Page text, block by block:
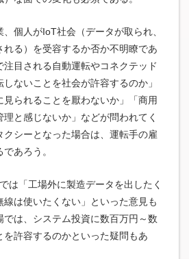
個人がIoT社会（データが取られ、
る）を受容するか否か不明瞭であ
注目される自動運転やコネクテッド
ないことを社会が許容するのか」
見られることを厭わないか」「商用
と感じないか」などが問われてく
クシーとなった場合は、運転手の雇
あろう。
は「工場外に製造データを出したく
線は使いたくない」といった意見も
は、システム投資に数百万円～数
許容するのかといった疑問もあ